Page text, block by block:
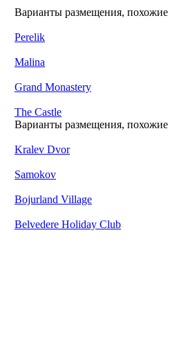
Варианты размещения, похожие
Perelik
Malina
Grand Monastery
The Castle
Варианты размещения,
Kralev Dvor
Samokov
Bojurland Village
Belvedere Holiday Club